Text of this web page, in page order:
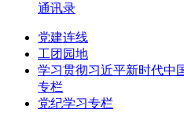
通讯录
党建连线
工团园地
学习贯彻习近平新时代中
专栏
党纪学习专栏